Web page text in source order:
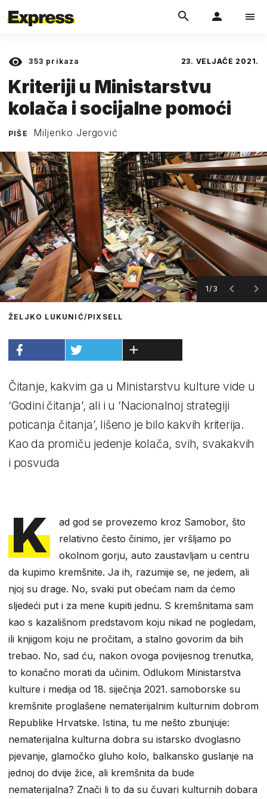
353 prikaza 23. VELJAČE 2021.
Kriteriji u Ministarstvu
kolača i socijalne pomoći
PIŠE Miljenko Jergović
1/3
ŽELJKO LUKUNIĆ/PIXSELL
Čitanje, kakvim ga u Ministarstvu kulture vide u
‘Godini čitanja’, ali i u ‘Nacionalnoj strategiji
poticanja čitanja’, lišeno je bilo kakvih kriterija.
Kao da promiču jedenje kolača, svih, svakakvih
i posvuda
K
ad god se provezemo kroz Samobor, što
relativno često činimo, jer vršljamo po
okolnom gorju, auto zaustavljam u centru
da kupimo kremšnite. Ja ih, razumije se, ne jedem, ali
njoj su drage. No, svaki put obećam nam da ćemo
sljedeći put i za mene kupiti jednu. S kremšnitama sam
kao s kazališnom predstavom koju nikad ne pogledam,
ili knjigom koju ne pročitam, a stalno govorim da bih
trebao. No, sad ću, nakon ovoga povijesnog trenutka,
to konačno morati da učinim. Odlukom Ministarstva
kulture i medija od 18. siječnja 2021. samoborske su
kremšnite proglašene nematerijalnim kulturnim dobrom
Republike Hrvatske. Istina, tu me nešto zbunjuje:
nematerijalna kulturna dobra su istarsko dvoglasno
pjevanje, glamočko gluho kolo, balkansko guslanje na
jednoj do dvije žice, ali kremšnita da bude
nematerijalna? Znači li to da su čuvari kulturnih dobara